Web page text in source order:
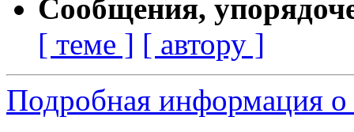
Сообщения,
[ теме ] [ автору ]
Подробная информация